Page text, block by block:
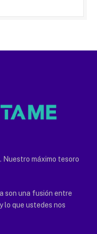
Nuestro máximo tesoro
son una fusión entre
lo que ustedes nos